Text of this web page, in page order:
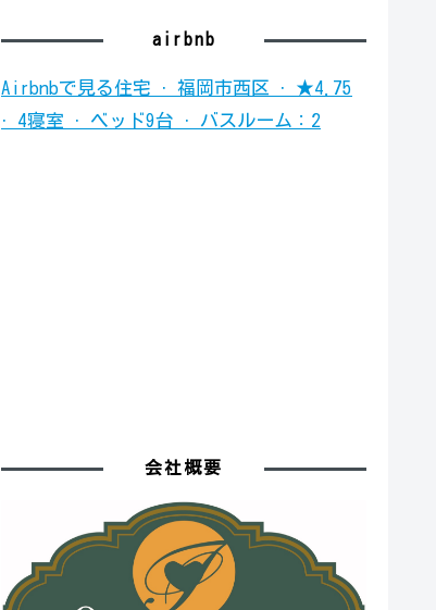
airbnb
Airbnbで見る住宅 · 福岡市西区 · ★4.75
· 4寝室 · ベッド9台 · バスルーム：2
会社概要